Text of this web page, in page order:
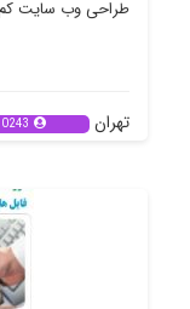
طراحی وب سایت کم
تهران 10243